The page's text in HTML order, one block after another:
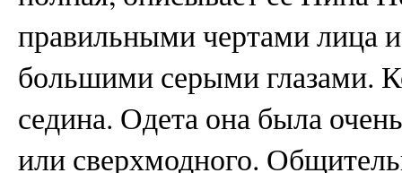
правильными чертами лица
большими серыми глазами.
седина. Одета она была
или сверхмодного.